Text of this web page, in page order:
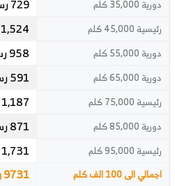
دورية 35,000 كلم
رئيسية 45,000 كلم 1,524 رس
دورية 55,000 كلم 958 رس
دورية 65,000 كلم 591 رس
رئيسية 75,000 كلم 1,187 رس
دورية 85,000 كلم 871 رس
رئيسية 95,000 كلم 1,731 رس
اجمالي الى 100 الف كلم 9731 ر س